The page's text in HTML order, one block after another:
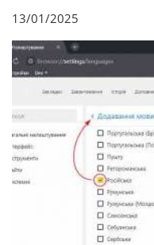
13/01/2025